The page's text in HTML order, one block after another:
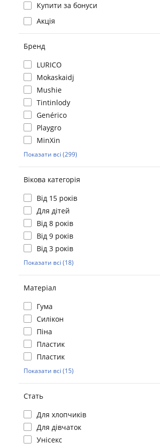
Купити за бонуси
Акція
Бренд
LURICO
Mokaskaidj
Mushie
Tintinlody
Genérico
Playgro
MinXin
Показати всі (299)
Вікова категорія
Від 15 років
Для дітей
Від 8 років
Від 9 років
Від 3 років
Показати всі (18)
Матеріал
Гума
Силікон
Піна
Пластик
Пластик
Показати всі (15)
Стать
Для хлопчиків
Для дівчаток
Унісекс